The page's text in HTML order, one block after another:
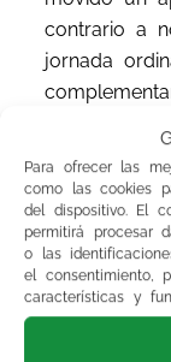
Para ofrecer las
como las cookies
del dispositivo. El
permitirá procesar
o las
el consentimiento,
características y
contrario a
jornada
pues no se
viene, que
convocar
tensando la
http://
/sevi-